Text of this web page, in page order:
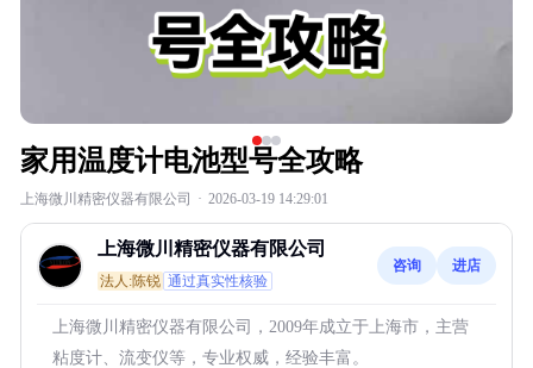
家用温度计电池型号全攻略
上海微川精密仪器有限公司 · 2026-03-19 14:29:01
上海微川精密仪器有限公司
法人:陈锐 通过真实性核验
咨询 进店
上海微川精密仪器有限公司，2009年成立于上海市，主营
粘度计、流变仪等，专业权威，经验丰富。